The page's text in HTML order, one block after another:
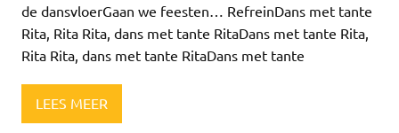
de dansvloerGaan we feesten… RefreinDans met tante
Rita, Rita Rita, dans met tante RitaDans met tante Rita,
Rita Rita, dans met tante RitaDans met tante
LEES MEER